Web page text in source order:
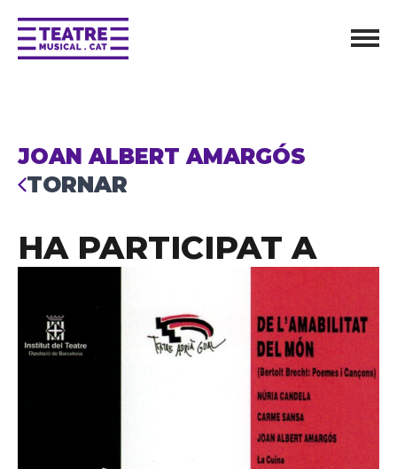
JOAN ALBERT AMARGÓS
TORNAR
HA PARTICIPAT A